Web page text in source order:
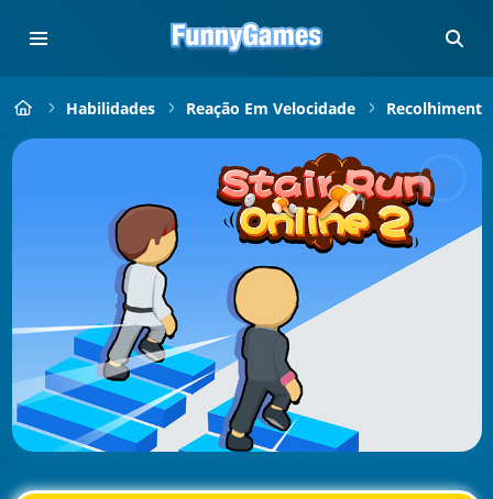
Habilidades Reação Em Velocidade